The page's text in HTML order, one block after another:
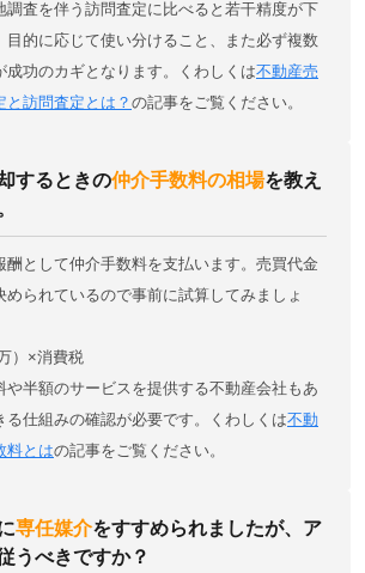
調査を伴う訪問査定に比べると若干精度が下
目的に応じて使い分けること、また必ず複数
成功のカギとなります。くわしくは不動産売
訪問査定とは？ の記事をご覧ください。
するときの仲介手数料の相場を教え
酬として仲介手数料を支払います。売買代金
められているので事前に試算してみましょ
）×消費税
や半額のサービスを提供する不動産会社もあ
る仕組みの確認が必要です。くわしくは不動
料とはの記事をご覧ください。
専任媒介をすすめられましたが、ア
うべきですか？